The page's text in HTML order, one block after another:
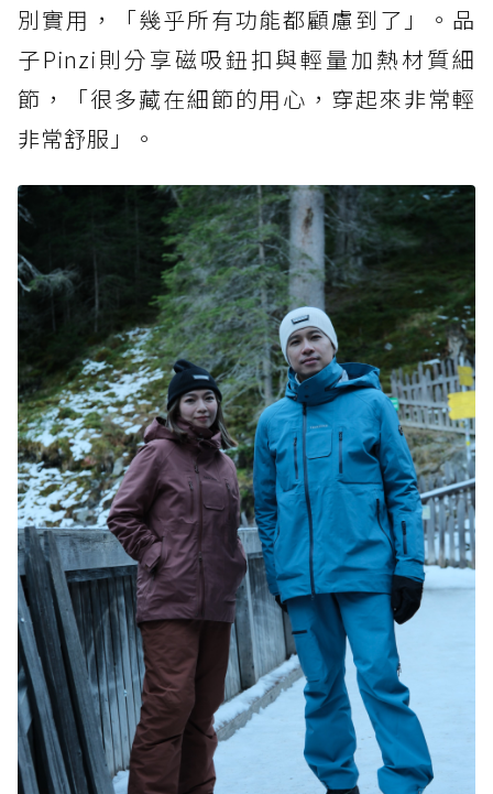
別實用，「幾乎所有功能都顧慮到了」。品
子Pinzi則分享磁吸鈕扣與輕量加熱材質細
節，「很多藏在細節的用心，穿起來非常輕
非常舒服」。